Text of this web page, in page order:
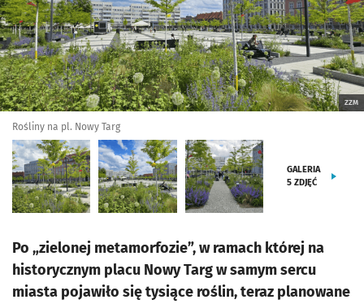
ZZM
Rośliny na pl. Nowy Targ
GALERIA
5 ZDJĘĆ
Po „zielonej metamorfozie”, w ramach której na
historycznym placu Nowy Targ w samym sercu
miasta pojawiło się tysiące roślin, teraz planowane